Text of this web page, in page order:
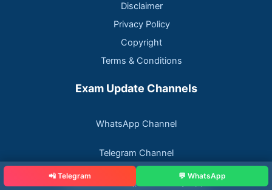
Disclaimer
Privacy Policy
Copyright
Terms & Conditions
Exam Update Channels
WhatsApp Channel
Telegram Channel
📲 Download Rajputana Diary App
📲 Telegram 💬 WhatsApp